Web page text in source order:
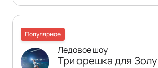
Популярное
Ледовое шоу
Три орешка для